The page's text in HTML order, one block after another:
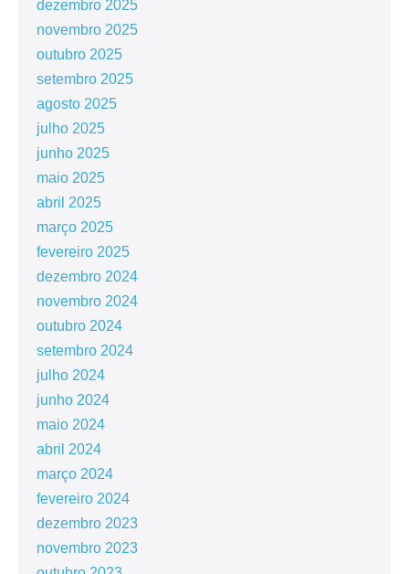
dezembro 2025
novembro 2025
outubro 2025
setembro 2025
agosto 2025
julho 2025
junho 2025
maio 2025
abril 2025
março 2025
fevereiro 2025
dezembro 2024
novembro 2024
outubro 2024
setembro 2024
julho 2024
junho 2024
maio 2024
abril 2024
março 2024
fevereiro 2024
dezembro 2023
novembro 2023